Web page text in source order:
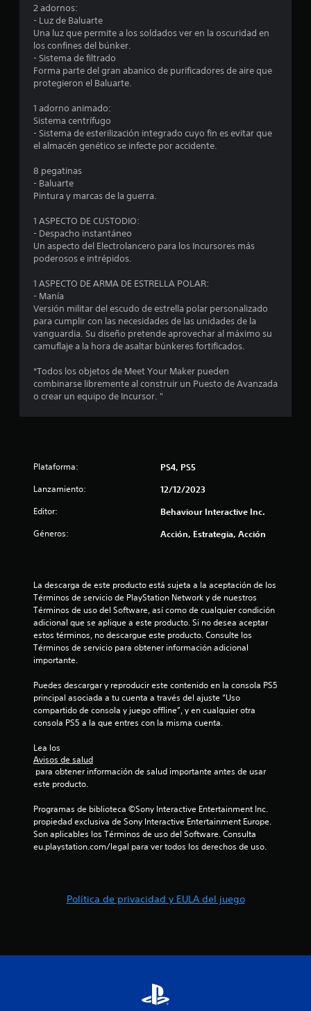
l
f
c
s
2 adornos:
- Luz de Baluarte
Una luz que permite a los soldados ver en la oscuridad en
los confines del búnker.
- Sistema de filtrado
Forma parte del gran abanico de purificadores de aire que
protegieron el Baluarte.
1 adorno animado:
Sistema centrífugo
- Sistema de esterilización integrado cuyo fin es evitar que
el almacén genético se infecte por accidente.
8 pegatinas
- Baluarte
Pintura y marcas de la guerra.
1 ASPECTO DE CUSTODIO:
- Despacho instantáneo
Un aspecto del Electrolancero para los Incursores más
poderosos e intrépidos.
1 ASPECTO DE ARMA DE ESTRELLA POLAR:
- Manía
Versión militar del escudo de estrella polar personalizado
para cumplir con las necesidades de las unidades de la
vanguardia. Su diseño pretende aprovechar al máximo su
camuflaje a la hora de asaltar búnkeres fortificados.
*Todos los objetos de Meet Your Maker pueden
combinarse libremente al construir un Puesto de Avanzada
o crear un equipo de Incursor. "
Plataforma: PS4, PS5
Lanzamiento: 12/12/2023
Editor: Behaviour Interactive Inc.
Géneros: Acción, Estrategia, Acción
La descarga de este producto está sujeta a la aceptación de los
Términos de servicio de PlayStation Network y de nuestros
Términos de uso del Software, así como de cualquier condición
adicional que se aplique a este producto. Si no desea aceptar
estos términos, no descargue este producto. Consulte los
Términos de servicio para obtener información adicional
importante.
Puedes descargar y reproducir este contenido en la consola PS5
principal asociada a tu cuenta a través del ajuste “Uso
compartido de consola y juego offline”, y en cualquier otra
consola PS5 a la que entres con la misma cuenta.
Lea los
Avisos de salud
este producto.
Programas de biblioteca ©Sony Interactive Entertainment Inc.
propiedad exclusiva de Sony Interactive Entertainment Europe.
Son aplicables los Términos de uso del Software. Consulta
eu.playstation.com/legal para ver todos los derechos de uso.
Política de privacidad y EULA del juego